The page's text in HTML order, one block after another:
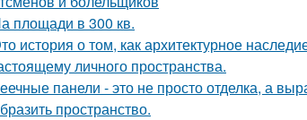
площади в 300 кв.
история о том, как архитектурное
личного пространства.
панели - это не просто отделка, а
пространство.